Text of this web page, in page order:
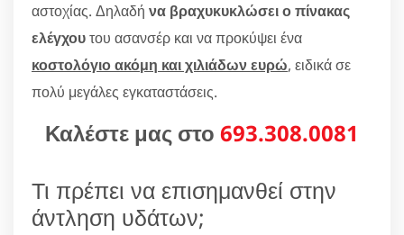
αστοχίας. Δηλαδή να βραχυκυκλώσει ο πίνακας
ελέγχουτου ασανσέρ και να προκύψει ένα
κοστολόγιο ακόμη και χιλιάδων ευρώ, ειδικά σε
πολύ μεγάλες εγκαταστάσεις.
Καλέστε μας στο 693.308.0081
Τι πρέπει να επισημανθεί στην
άντληση υδάτων;